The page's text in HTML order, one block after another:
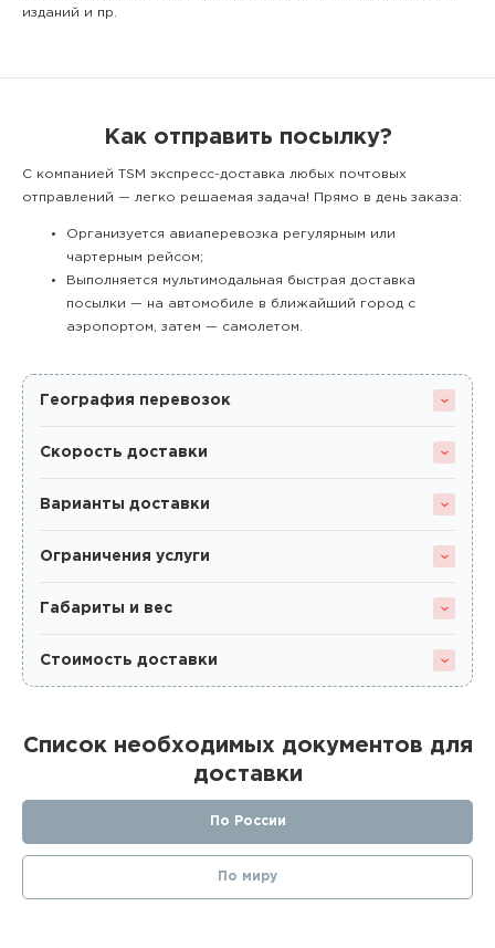
изданий и пр.
Как отправить посылку?
С компанией TSM экспресс-доставка любых почтовых
отправлений — легко решаемая задача! Прямо в день заказа:
Организуется авиаперевозка регулярным или
чартерным рейсом;
Выполняется мультимодальная быстрая доставка
посылки — на автомобиле в ближайший город с
аэропортом, затем — самолетом.
География перевозок
Скорость доставки
Варианты доставки
Ограничения услуги
Габариты и вес
Стоимость доставки
Список необходимых документов для
доставки
По России
По миру